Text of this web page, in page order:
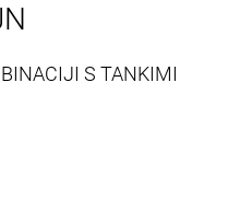
S TANKIMI